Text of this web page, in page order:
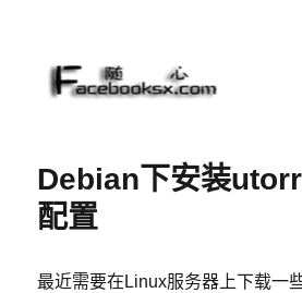
Debian下安装
配置
最近需要在Linux服务器上下载一